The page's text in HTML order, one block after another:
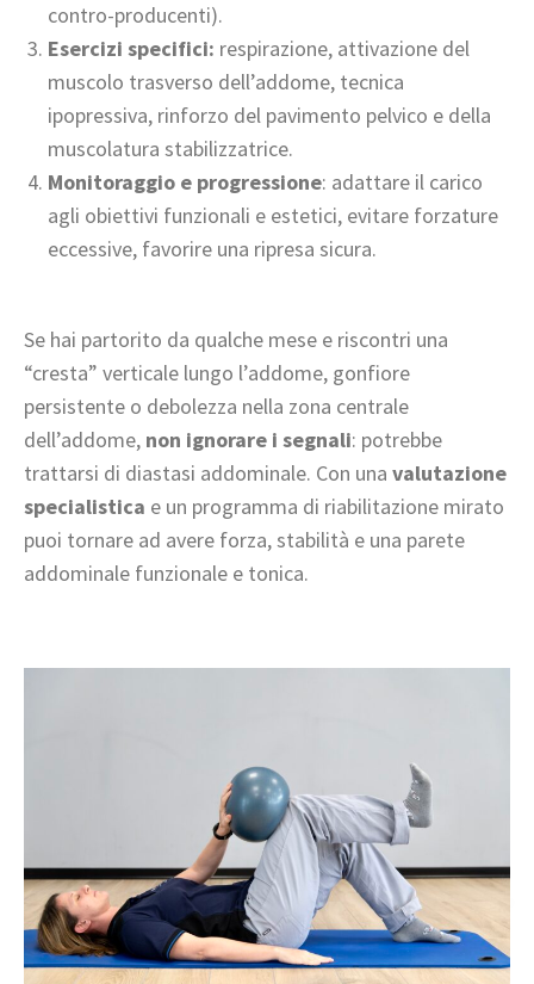
contro-producenti).
Esercizi specifici: respirazione, attivazione del
muscolo trasverso dell’addome, tecnica
ipopressiva, rinforzo del pavimento pelvico e della
muscolatura stabilizzatrice.
Monitoraggio e progressione: adattare il carico
agli obiettivi funzionali e estetici, evitare forzature
eccessive, favorire una ripresa sicura.
Se hai partorito da qualche mese e riscontri una
“cresta” verticale lungo l’addome, gonfiore
persistente o debolezza nella zona centrale
dell’addome, non ignorare i segnali: potrebbe
trattarsi di diastasi addominale. Con una valutazione
specialistica e un programma di riabilitazione mirato
puoi tornare ad avere forza, stabilità e una parete
addominale funzionale e tonica.